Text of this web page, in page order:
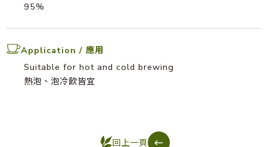
95%
Application / 應用
Suitable for hot and cold brewing
熱泡、泡冷飲皆宜
回上一頁